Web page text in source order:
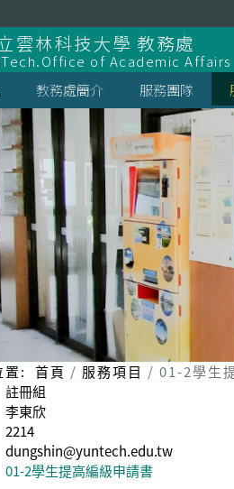
雲林科技大學 教務處
of Academic Affairs
教務處簡介 服務團隊
置: 首頁 服務項目
01-2學生
註冊組
李東欣
2214
dungshin@yuntech.edu.tw
01-2學生提高編級申請書